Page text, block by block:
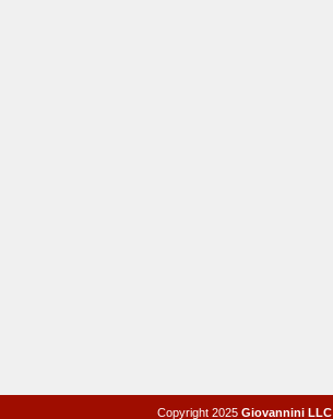
Copyright 2025 Giovannini LLC